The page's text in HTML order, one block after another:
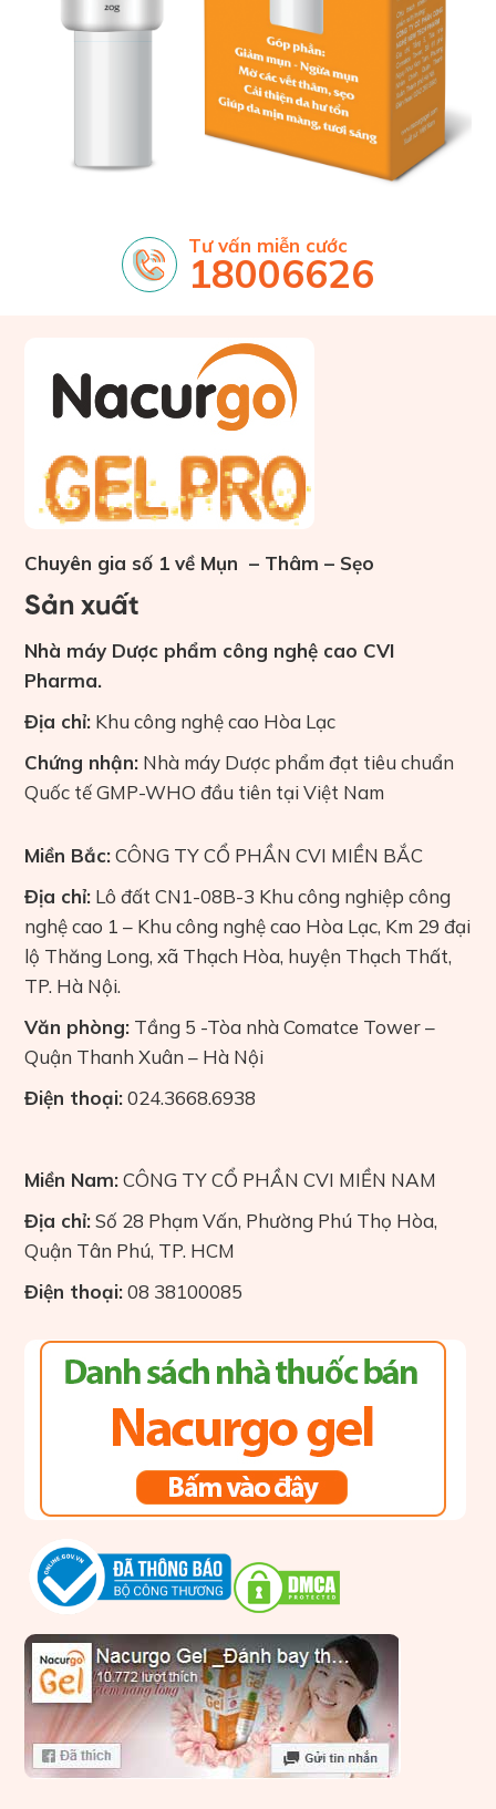
Tư vấn miễn cước
18006626
Chuyên gia số 1 về Mụn – Thâm – Sẹo
Sản xuất
Nhà máy Dược phẩm công nghệ cao CVI
Pharma.
Địa chỉ: Khu công nghệ cao Hòa Lạc
Chứng nhận: Nhà máy Dược phẩm đạt tiêu chuẩn
Quốc tế GMP-WHO đầu tiên tại Việt Nam
Miền Bắc:CÔNG TY CỔ PHẦN CVI MIỀN BẮC
Địa chỉ: Lô đất CN1-08B-3 Khu công nghiệp công
nghệ cao 1 – Khu công nghệ cao Hòa Lạc, Km 29 đại
lộ Thăng Long, xã Thạch Hòa, huyện Thạch Thất,
TP. Hà Nội.
Văn phòng: Tầng 5 -Tòa nhà Comatce Tower –
Quận Thanh Xuân – Hà Nội
Điện thoại: 024.3668.6938
Miền Nam:CÔNG TY CỔ PHẦN CVI MIỀN NAM
Địa chỉ:Số 28 Phạm Vấn, Phường Phú Thọ Hòa,
Quận Tân Phú, TP. HCM
Điện thoại: 08 38100085